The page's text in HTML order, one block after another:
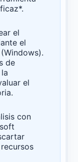
el
el
de
el
con